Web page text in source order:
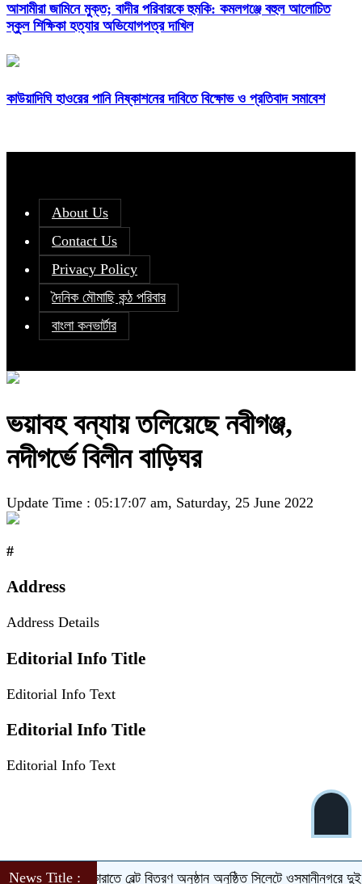
আসামীরা জামিনে মুক্ত; বাদীর পরিবারকে হুমকি: কমলগঞ্জে বহুল আলোচিত
স্কুল শিক্ষিকা হত্যার অভিযোগপত্র দাখিল
কাউয়াদিঘি হাওরের পানি নিষ্কাশনের দাবিতে বিক্ষোভ ও প্রতিবাদ সমাবেশ
About Us
Contact Us
Privacy Policy
দৈনিক মৌমাছি কন্ঠ পরিবার
বাংলা কনভার্টার
News Title :
মৌলভীবাজারে কারাতে বেল্ট বিতরণ অনুষ্ঠান অনুষ্ঠিতসিলেটে ওসমানীনগরে দুই
ভয়াবহ বন্যায় তলিয়েছে নবীগঞ্জ,
নদীগর্ভে বিলীন বাড়িঘর
Update Time : 05:17:07 am, Saturday, 25 June 2022
#
Address
Address Details
Editorial Info Title
Editorial Info Text
Editorial Info Title
Editorial Info Text